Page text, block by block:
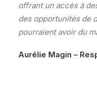
offrant un accès à
des opportunités de
pourraient avoir du
Aurélie Magin –